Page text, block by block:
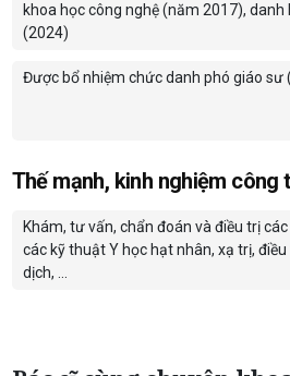
khoa học công nghệ (năm 2017),
(2024)
Được bổ nhiệm chức danh phó giáo sư
Thế mạnh, kinh nghiệm công
Khám, tư vấn, chẩn đoán và điều trị
các kỹ thuật Y học hạt nhân, xạ trị,
dịch, ...